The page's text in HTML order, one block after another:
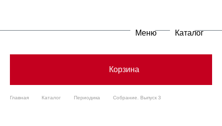
Меню Каталог
Корзина
Главная Каталог Периодика Собрание. Выпуск 3